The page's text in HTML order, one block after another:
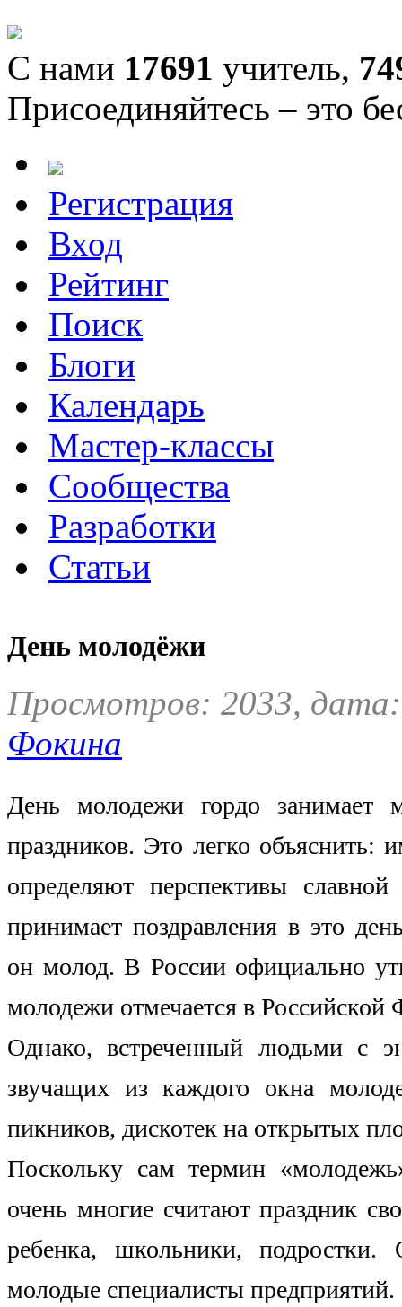
С нами 17691 учитель,
Присоединяйтесь – это
Регистрация
Вход
Рейтинг
Поиск
Блоги
Календарь
Мастер-классы
Сообщества
Разработки
Статьи
День молодёжи
Просмотров: 2033,
Фокина
День молодежи гордо занимает
праздников. Это легко
определяют перспективы
принимает поздравления в это
он молод. В России официально
молодежи отмечается в
Однако, встреченный людьми с
звучащих из каждого окна
пикников, дискотек на открытых
Поскольку сам термин
очень многие считают праздник
ребенка, школьники, подростки.
молодые специалисты предприятий.